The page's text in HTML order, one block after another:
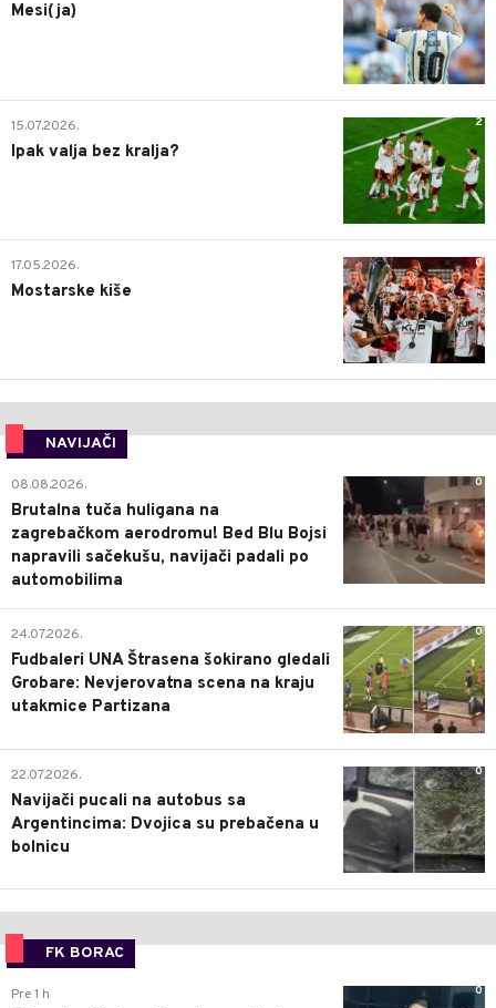
Mesi(ja)
2
15.07.2026.
Ipak valja bez kralja?
0
17.05.2026.
Mostarske kiše
NAVIJAČI
0
08.08.2026.
Brutalna tuča huligana na
zagrebačkom aerodromu! Bed Blu Bojsi
napravili sačekušu, navijači padali po
automobilima
0
24.07.2026.
Fudbaleri UNA Štrasena šokirano gledali
Grobare: Nevjerovatna scena na kraju
utakmice Partizana
0
22.07.2026.
Navijači pucali na autobus sa
Argentincima: Dvojica su prebačena u
bolnicu
FK BORAC
0
Pre 1 h